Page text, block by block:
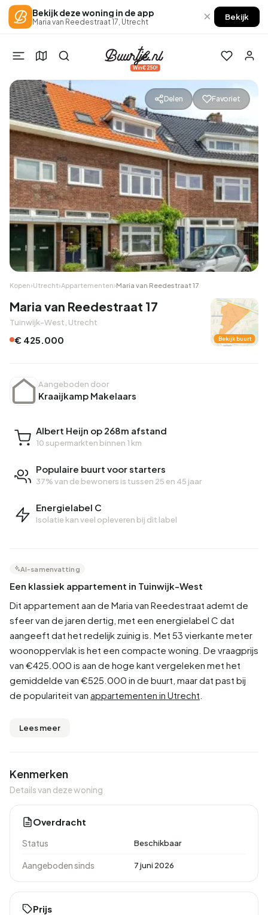
Bekijk deze woning in de app
Maria van Reedestraat 17, Utrecht × Bekijk
Win €250!
Delen Favoriet
Kopen›Utrecht›Appartementen›Maria van Reedestraat 17
Maria van Reedestraat 17
Tuinwijk-West, Utrecht
€ 425.000 Bekijk buurt
Albert Heijn op 268m afstand
10 supermarkten binnen 1 km
Populaire buurt voor starters
37% van de bewoners is tussen 25 en 45 jaar
Energielabel C
Isolatie kan veel opleveren bij dit label
AI-samenvatting
Een klassiek appartement in Tuinwijk-West
Dit appartement aan de Maria van Reedestraat ademt de
sfeer van de jaren dertig, met een energielabel C dat
aangeeft dat het redelijk zuinig is. Met 53 vierkante meter
woonoppervlak is het een compacte woning. De vraagprijs
van €425.000 is aan de hoge kant vergeleken met het
gemiddelde van €525.000 in de buurt, maar dat past bij
de populariteit van appartementen in Utrecht
Lees meer
Kenmerken
Details van deze woning
Overdracht
Status Beschikbaar
Aangeboden sinds 7 juni 2026
Prijs
Aangeboden door
Kraaijkamp Makelaars